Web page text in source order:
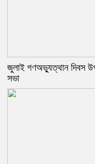
জুলাই গণঅভ্যুত্থান দিবস
সভা